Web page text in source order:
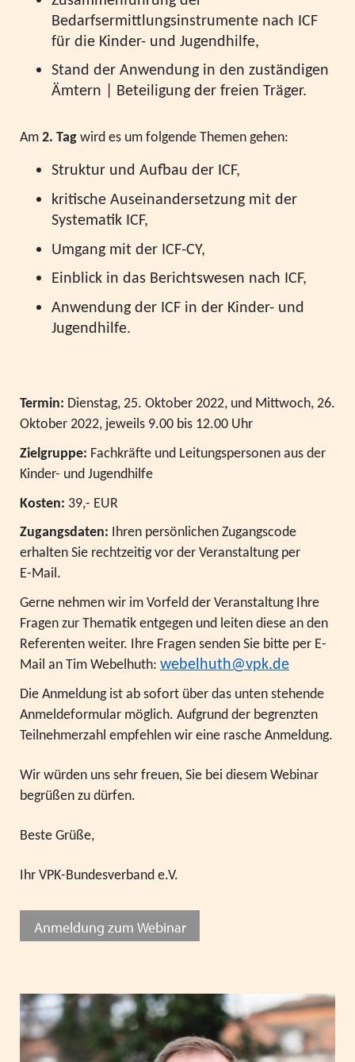
Bedarfsermittlungsinstrumente nach ICF
für die Kinder- und Jugendhilfe,
Stand der Anwendung in den zuständigen
Ämtern |
Beteiligung der freien Träger.
Am 2. Tag wird es um folgende Themen gehen:
Struktur und Aufbau der ICF,
kritische Auseinandersetzung mit der
Systematik ICF,
Umgang mit der ICF-CY,
Einblick in das Berichtswesen nach ICF,
Anwendung der ICF in der Kinder- und
Jugendhilfe.
Termin: Dienstag, 25. Oktober 2022, und Mittwoch, 26.
Oktober 2022, jeweils 9.00 bis 12.00 Uhr
Zielgruppe: Fachkräfte und Leitungspersonen aus der
Kinder- und Jugendhilfe
Kosten: 39,- EUR
Zugangsdaten: Ihren persönlichen Zugangscode
erhalten Sie rechtzeitig vor der Veranstaltung per
E-Mail.
Gerne nehmen wir im Vorfeld der Veranstaltung Ihre
Fragen zur Thematik entgegen und leiten diese an den
Referenten weiter. Ihre Fragen senden Sie bitte per E-
Mail an Tim Webelhuth: webelhuth@vpk.de
Die Anmeldung ist ab sofort über das unten stehende
Anmeldeformular möglich. Aufgrund der begrenzten
Teilnehmerzahl empfehlen wir eine rasche Anmeldung.
Wir würden uns sehr freuen, Sie bei diesem Webinar
begrüßen zu dürfen.
Beste Grüße,
Ihr VPK-Bundesverband e.V.
Anmeldung zum Webinar